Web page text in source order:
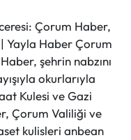
Çorum Haber,
Yayla Haber Çorum
şehrin nabzını
okurlarıyla
Kulesi ve Gazi
Çorum Valiliği ve
kulisleri anbean